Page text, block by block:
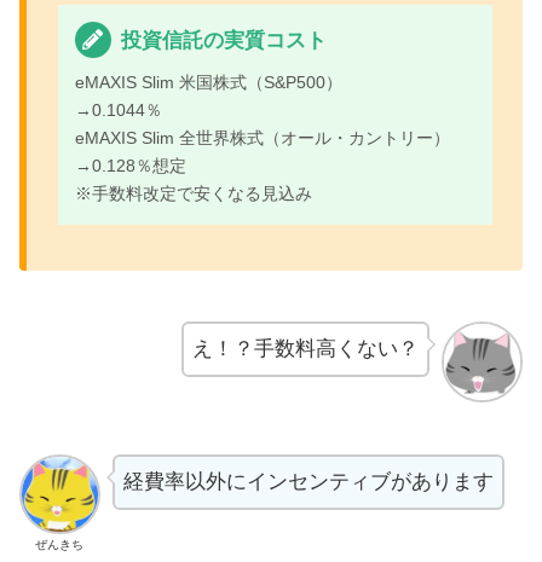
投資信託の実質コスト
eMAXIS Slim 米国株式（S&P500）
→0.1044％
eMAXIS Slim 全世界株式（オール・カントリー）
→0.128％想定
※手数料改定で安くなる見込み
え！？手数料高くない？
ぜんきち
経費率以外にインセンティブがあります